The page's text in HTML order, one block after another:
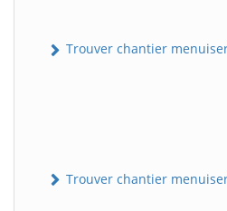
Trouver chantier
Trouver chantier